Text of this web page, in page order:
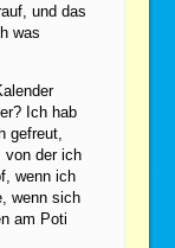
und das
was
Ich hab
gefreut,
von der ich
wenn ich
wenn sich
am Poti